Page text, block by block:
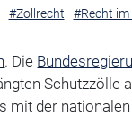
#Zollrecht #Recht
. Die
Schutzzölle
mit der